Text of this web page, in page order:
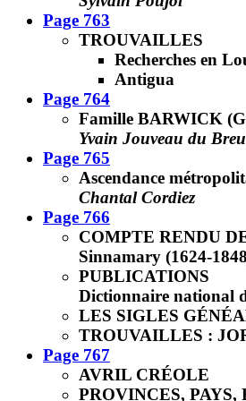
Page 763
TROUVAILLES
Recherches en
Antigua
Page 764
Famille BARWICK
Yvain Jouveau du
Page 765
Ascendance
Chantal Cordiez
Page 766
COMPTE RENDU
Sinnamary (1624-
PUBLICATIONS
Dictionnaire national
LES SIGLES
TROUVAILLES :
Page 767
AVRIL CRÉOLE
PROVINCES, PAYS,